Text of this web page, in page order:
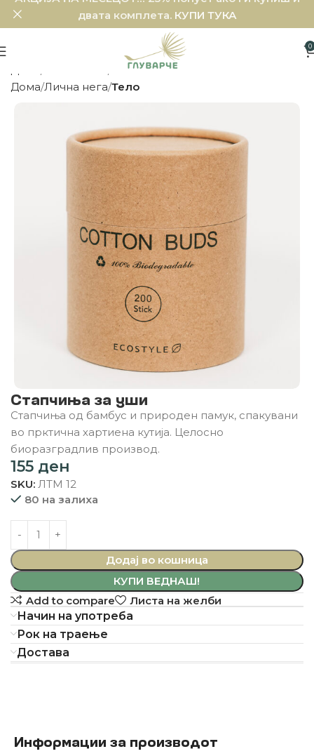
0
Тело
Дома Лична нега Тело
Стапчиња за уши
Стапчиња од бамбус и природен памук, спакувани
во прктична хартиена кутија. Целосно
биоразградлив производ.
155 ден
SKU: ЛТМ 12
80 на залиха
Додај во кошница
КУПИ ВЕДНАШ!
Add to compare
Листа на желби
Начин на употреба
Рок на траење
Достава
Информации за производот
двата комплета. КУПИ ТУКА